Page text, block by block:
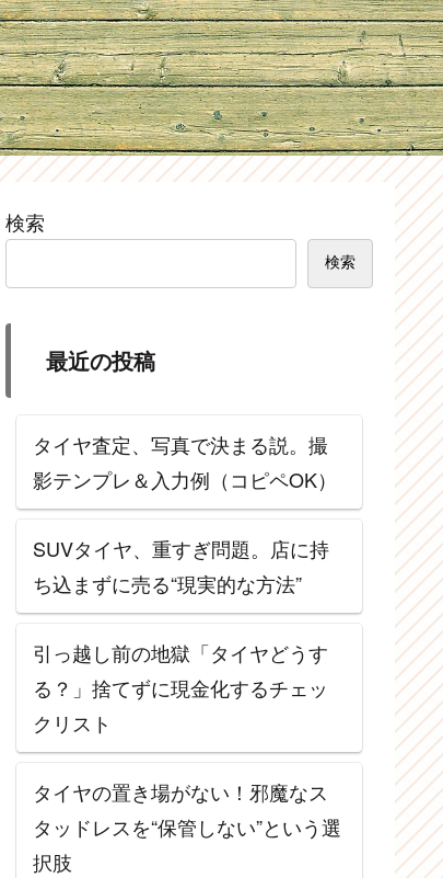
検索
検索
最近の投稿
タイヤ査定、写真で決まる説。撮
影テンプレ＆入力例（コピペOK）
SUVタイヤ、重すぎ問題。店に持
ち込まずに売る“現実的な方法”
引っ越し前の地獄「タイヤどうす
る？」捨てずに現金化するチェッ
クリスト
タイヤの置き場がない！邪魔なス
タッドレスを“保管しない”という選
択肢